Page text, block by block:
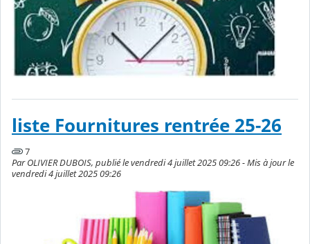
liste Fournitures rentrée 25-26
7
Par OLIVIER DUBOIS, publié le vendredi 4 juillet 2025 09:26 - Mis à jour le
vendredi 4 juillet 2025 09:26